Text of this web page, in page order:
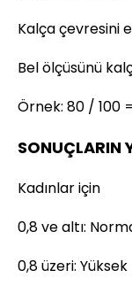
Kalça çevresini
Bel ölçüsünü
Örnek: 80 / 100
SONUÇLARIN
Kadınlar için
0,8 ve altı:
0,8 üzeri: